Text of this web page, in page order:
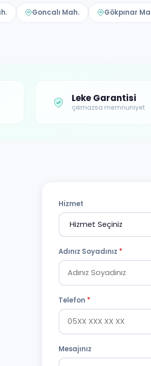
Goncalı Mah. Gökpınar
Leke Garantisi
çıkmazsa memnuniyet
Hizmet
Adınız Soyadınız *
Telefon *
Mesajınız